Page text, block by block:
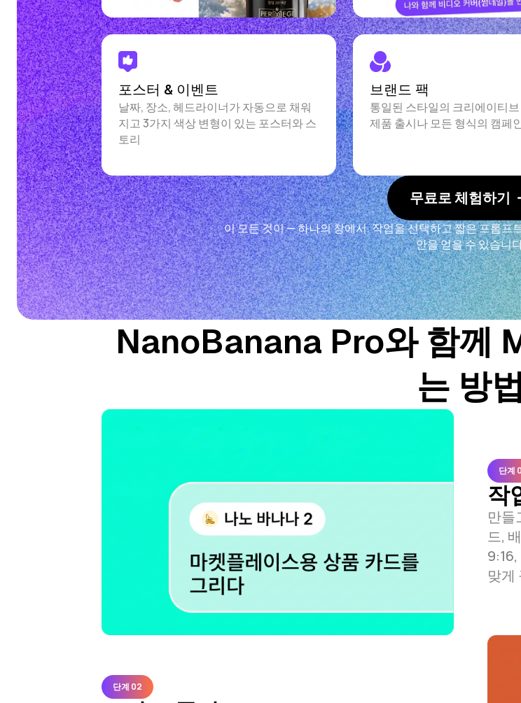
포스터 & 이벤트
날짜, 장소, 헤드라이너가 자동으로 채워
지고 3가지 색상 변형이 있는 포스터와 스
토리
브랜드 팩
통일된 스타일의 크리에이티
제품 출시나 모든 형식의 캠페
무료로 체험하기
이 모든 것이 — 하나의 창에서. 작업을 선택하고 짧은 프롬프
안을 얻을 수 있습니
NanoBanana Pro와 함께
는 방법
단계 0
작
만들
드,
맞게
단계 02